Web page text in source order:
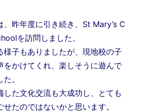
、昨年度に引き続き、St Mary’s C
を訪問しました。
様子もありましたが、現地校の子
をかけてくれ、楽しそうに遊んで
。
した文化交流も大成功し、とても
たのではないかと思います。